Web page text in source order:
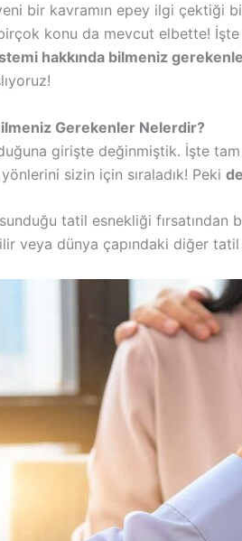
bir kavramın epey ilgi çektiği
konu da mevcut elbette!
hakkında bilmeniz
Gerekenler Nelerdir?
girişte değinmiştik. İşte tam
sizin için sıraladık! Peki
tatil esnekliği fırsatından
veya dünya çapındaki diğer